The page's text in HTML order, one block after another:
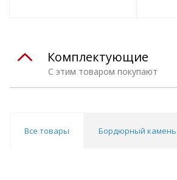
С этим товаром покупают
Комплектующие
Все товары Бордюрный